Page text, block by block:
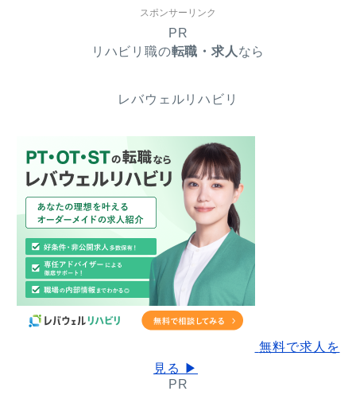
スポンサーリンク
PR
リハビリ職の転職・求人 なら
レバウェルリハビリ
無料で求人を
見る ▶
PR